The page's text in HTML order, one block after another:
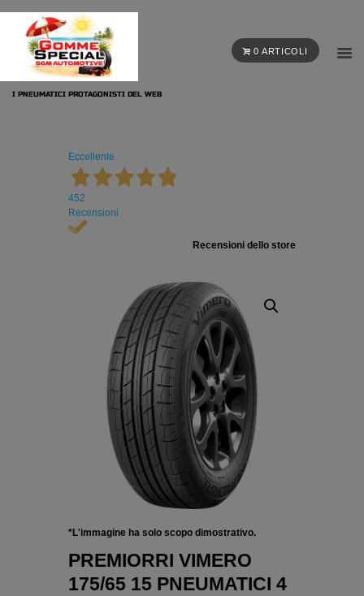
0 ARTICOLI
I PNEUMATICI PROTAGONISTI DEL WEB
Eccellente
452
Recensioni
Recensioni dello store
*L'immagine ha solo scopo dimostrativo.
PREMIORRI VIMERO
175/65 15 PNEUMATICI 4